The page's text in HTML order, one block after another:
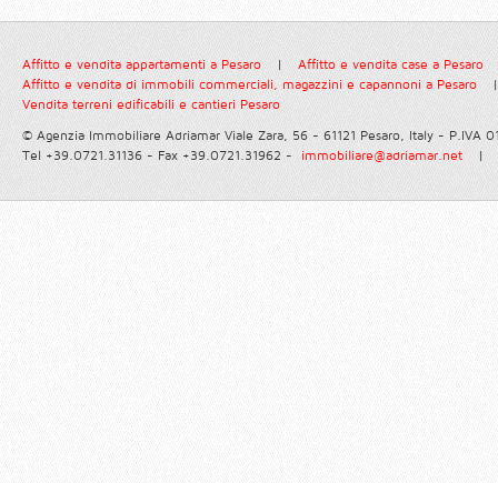
Affitto e vendita appartamenti a Pesaro |
Affitto e vendita case a Pesaro
Affitto e vendita di immobili commerciali, magazzini e capannoni a Pesaro
|
Vendita terreni edificabili e cantieri Pesaro
© Agenzia Immobiliare Adriamar Viale Zara, 56 - 61121 Pesaro, Italy - P.IVA
Tel +39.0721.31136 - Fax +39.0721.31962 - immobiliare@adriamar.net |